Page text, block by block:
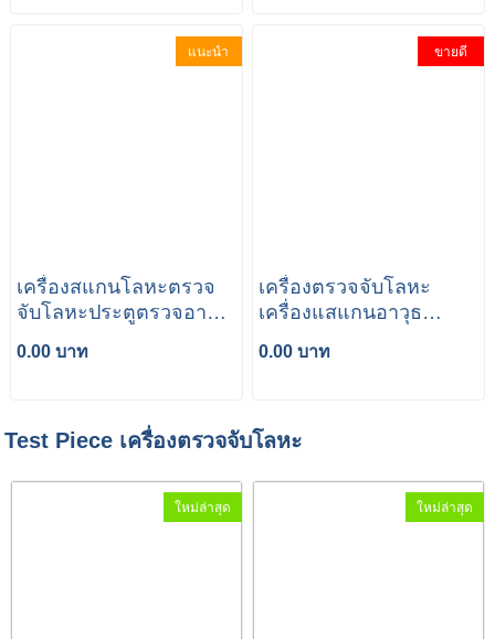
แนะนำ
เครื่องสแกนโลหะตรวจ
จับโลหะประตูตรวจอาวุธ
1600
0.00 บาท
ขายดี
เครื่องตรวจจับโลหะ
เครื่องแสแกนอาวุธ
เหล็กทองเหลือง
0.00 บาท
Test Piece เครื่องตรวจจับโลหะ
ใหม่ล่าสุด ใหม่ล่าสุด